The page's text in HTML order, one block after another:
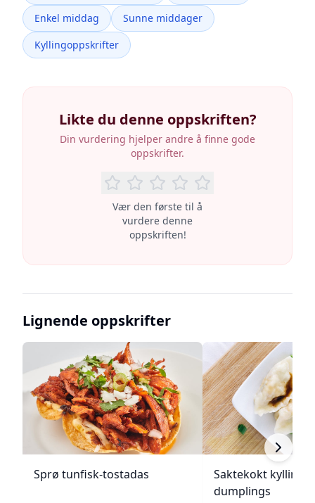
Enkel middag
Sunne middager
Kyllingoppskrifter
Likte du denne oppskriften?
Din vurdering hjelper andre å finne gode
oppskrifter.
Vær den første til å
vurdere denne
oppskriften!
Lignende oppskrifter
Sprø tunfisk-tostadas
Saktekokt kylling
dumplings